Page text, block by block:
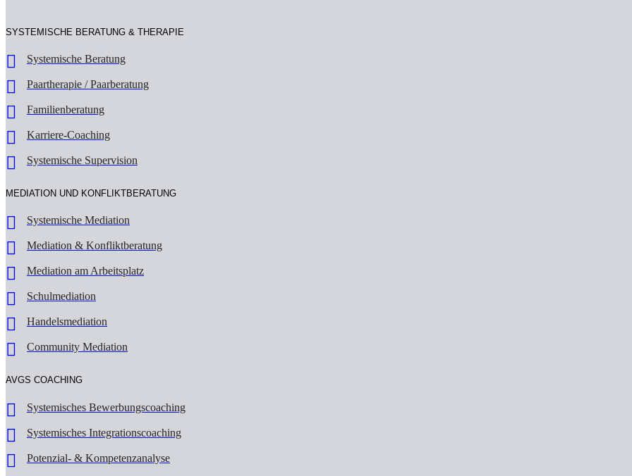
SYSTEMISCHE BERATUNG & THERAPIE
Systemische Beratung
Paartherapie / Paarberatung
Familienberatung
Karriere-Coaching
Systemische Supervision
MEDIATION UND KONFLIKTBERATUNG
Systemische Mediation
Mediation & Konfliktberatung
Mediation am Arbeitsplatz
Schulmediation
Handelsmediation
Community Mediation
AVGS COACHING
Systemisches Bewerbungscoaching
Systemisches Integrationscoaching
Potenzial- & Kompetenzanalyse